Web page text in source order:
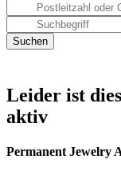
Leider ist
aktiv
Permanent Jewelry